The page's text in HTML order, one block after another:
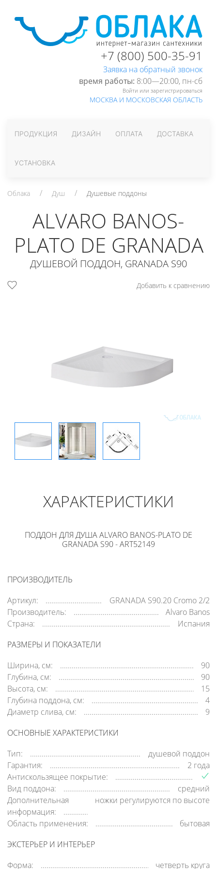
+7 (800) 500-35-91
Заявка на обратный звонок
время работы: 8:00—20:00, пн-cб
Войти или зарегистрироваться
МОСКВА И МОСКОВСКАЯ ОБЛАСТЬ
ПРОДУКЦИЯ ДИЗАЙН ОПЛАТА ДОСТАВКА
УСТАНОВКА
Облака Душ Душевые поддоны
ALVARO BANOS-
PLATO DE GRANADA
ДУШЕВОЙ ПОДДОН, GRANADA S90
Добавить к сравнению
ХАРАКТЕРИСТИКИ
ПОДДОН ДЛЯ ДУША ALVARO BANOS-PLATO DE
GRANADA S90 - ART52149
ПРОИЗВОДИТЕЛЬ
Артикул:
GRANADA S90.20 Cromo 2/2
Производитель:
Alvaro Banos
Страна:
Испания
РАЗМЕРЫ И ПОКАЗАТЕЛИ
Ширина, см:
90
Глубина, см:
90
Высота, см:
15
Глубина поддона, см:
4
Диаметр слива, см:
9
ОСНОВНЫЕ ХАРАКТЕРИСТИКИ
Тип:
душевой поддон
Гарантия:
2 года
Антискользящее покрытие:
Вид поддона:
средний
Дополнительная
информация:
ножки регулируются по высоте
Область применения:
бытовая
ЭКСТЕРЬЕР И ИНТЕРЬЕР
Форма:
четверть круга